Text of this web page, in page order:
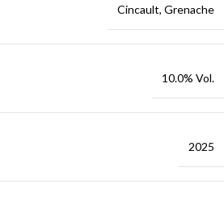
Cincault, Grenache
10.0% Vol.
2025